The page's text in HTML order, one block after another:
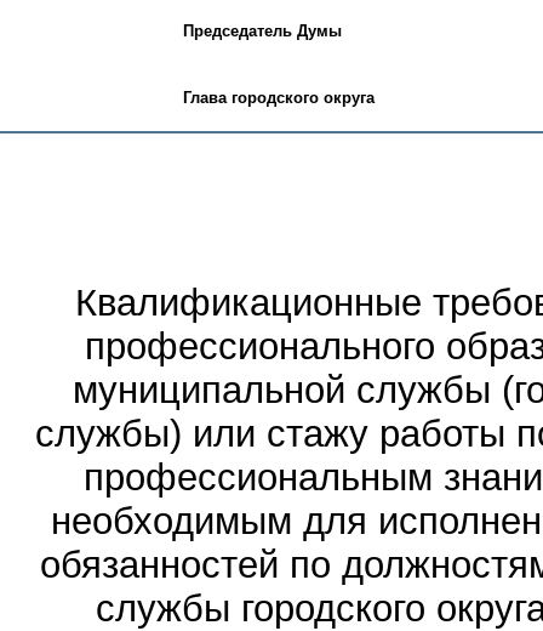
Председатель Думы
Глава городского округа
Квалификационные
профессионального
муниципальной службы
службы) или стажу работы
профессиональным
необходимым для
обязанностей по
службы городского